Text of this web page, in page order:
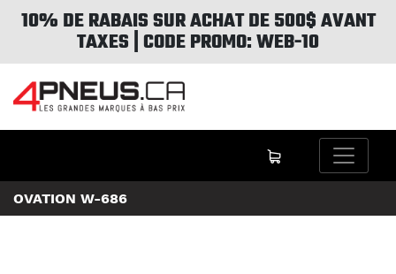
10% DE RABAIS SUR ACHAT DE 500$ AVANT
TAXES | CODE PROMO: WEB-10
OVATION W-686